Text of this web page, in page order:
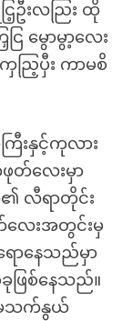
ြ့ဦးလညြး ထို
ြ မွောမွာ့လေး
ညြ့ပှီး ကာမစိ
းနှင့်ကုလား
တ်လေးမှာ
လီရာတိုင်း
လေးအတွင်းမှ
ောနေသည်မှာ
ဖြစ်နေသည်။
ေသက်နွယ်